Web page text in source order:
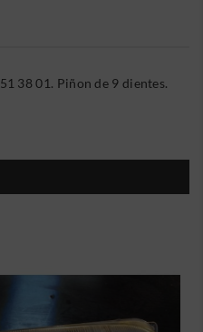
38 01. Piñon de 9 dientes.